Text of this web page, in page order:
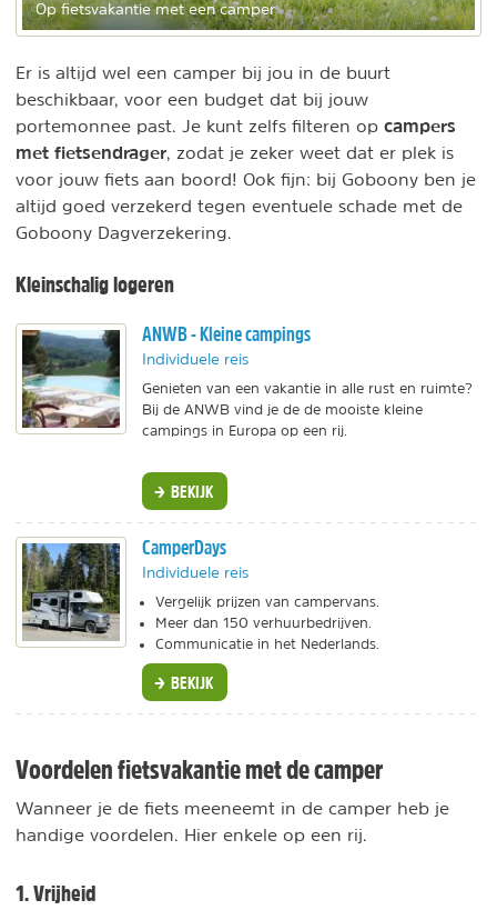
Op fietsvakantie met een camper
Er is altijd wel een camper bij jou in de buurt
beschikbaar, voor een budget dat bij jouw
portemonnee past. Je kunt zelfs filteren op campers
met fietsendrager , zodat je zeker weet dat er plek is
voor jouw fiets aan boord! Ook fijn: bij Goboony ben je
altijd goed verzekerd tegen eventuele schade met de
Goboony Dagverzekering.
Kleinschalig logeren
ANWB - Kleine campings
Individuele reis
Genieten van een vakantie in alle rust en ruimte?
Bij de ANWB vind je de de mooiste kleine
campings in Europa op een rij.
BEKIJK
CamperDays
Individuele reis
Vergelijk prijzen van campervans.
Meer dan 150 verhuurbedrijven.
Communicatie in het Nederlands.
BEKIJK
Voordelen fietsvakantie met de camper
Wanneer je de fiets meeneemt in de camper heb je
handige voordelen. Hier enkele op een rij.
1. Vrijheid